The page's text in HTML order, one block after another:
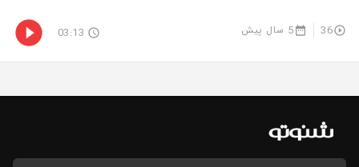
36 5 سال پیش 03:13